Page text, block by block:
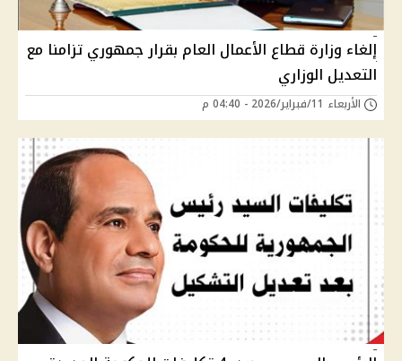
إلغاء وزارة قطاع الأعمال العام بقرار جمهوري تزامنا مع
التعديل الوزاري
الأربعاء 11/فبراير/2026 - 04:40 م